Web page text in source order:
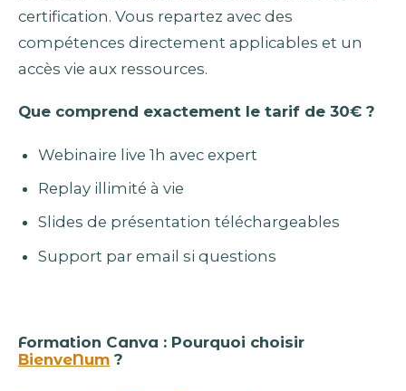
certification. Vous repartez avec des
compétences directement applicables et un
accès vie aux ressources.
Que comprend exactement le tarif de 30€ ?
Webinaire live 1h avec expert
Replay illimité à vie
Slides de présentation téléchargeables
Support par email si questions
Formation Canva : Pourquoi choisir
BienveNum ?